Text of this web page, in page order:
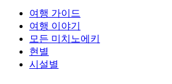
여행 가이드
여행 이야기
모든 미치노에키
현별
시설별